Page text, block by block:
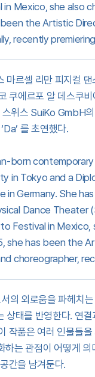
Mexico, she also
the Artistic
recently
마르셀 리만 피지컬
쿠에르포 알 데스쿠
위스 SuiKo GmbH
를 초연했다.
born
in Tokyo and a
in Germany. She
Dance
Festival in
she has been the
choreographer,
의 외로움을 파헤치
상태를 반영한다. 연
작품은 여러 인물들
하는 관점이 어떻게
간을 남겨둔다.